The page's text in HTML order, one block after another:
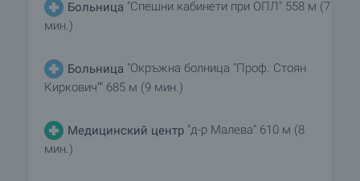
Больница "Спешни кабинети при ОПЛ" 558 м (7
мин.)
Больница "Окръжна болница "Проф. Стоян
Киркович"" 685 м (9 мин.)
Медицинский центр "д-р Малева" 610 м (8
мин.)